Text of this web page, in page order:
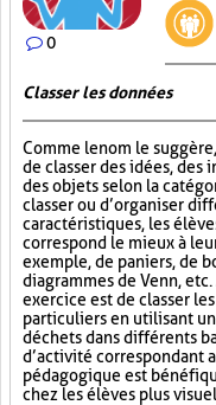
0
Classer les données
Comme le nom le
de classer des idées, des
des objets selon la
classer ou d’organiser
caractéristiques, les
correspond le mieux à
exemple, de paniers, de
diagrammes de Venn,
exercice est de classer
particuliers en utilisant
déchets dans différents
d’activité correspondant
pédagogique est
chez les élèves plus